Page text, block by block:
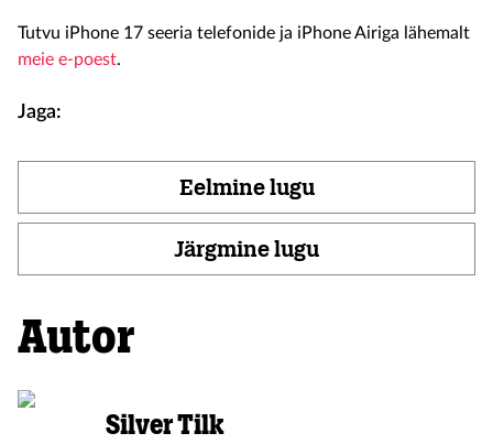
Tutvu iPhone 17 seeria telefonide ja iPhone Airiga lähemalt
meie e-poest.
Jaga:
Eelmine lugu
Järgmine lugu
Autor
Silver Tilk